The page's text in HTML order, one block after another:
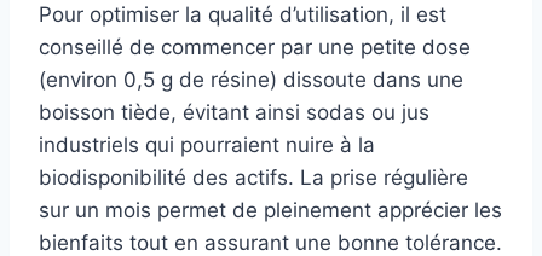
Pour optimiser la qualité d’utilisation, il est
conseillé de commencer par une petite dose
(environ 0,5 g de résine) dissoute dans une
boisson tiède, évitant ainsi sodas ou jus
industriels qui pourraient nuire à la
biodisponibilité des actifs. La prise régulière
sur un mois permet de pleinement apprécier les
bienfaits tout en assurant une bonne tolérance.